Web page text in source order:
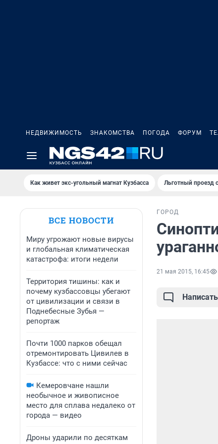
НЕДВИЖИМОСТЬ ЗНАКОМСТВА ПОГОДА ФОРУМ
Как живет экс-угольный магнат Кузбасса Льготный проезд
ВСЕ НОВОСТИ
Миру угрожают новые вирусы
и глобальная климатическая
катастрофа: итоги недели
Территория тишины: как и
почему кузбассовцы убегают
от цивилизации и связи в
Поднебесные Зубья —
репортаж
Почти 1000 парков обещал
отремонтировать Цивилев в
Кузбассе: что с ними сейчас
Кемеровчане нашли
необычное и живописное
место для сплава недалеко от
города — видео
Дроны ударили по десяткам
ГОРОД
21 мая 2015, 16:45